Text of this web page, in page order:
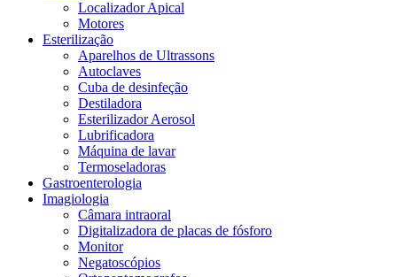
Localizador Apical
Motores
Esterilização
Aparelhos de Ultrassons
Autoclaves
Cuba de desinfeção
Destiladora
Esterilizador Aerosol
Lubrificadora
Máquina de lavar
Termoseladoras
Gastroenterologia
Imagiologia
Câmara intraoral
Digitalizadora de placas de fósforo
Monitor
Negatoscópios